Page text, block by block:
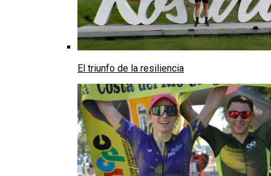
El triunfo de la resiliencia